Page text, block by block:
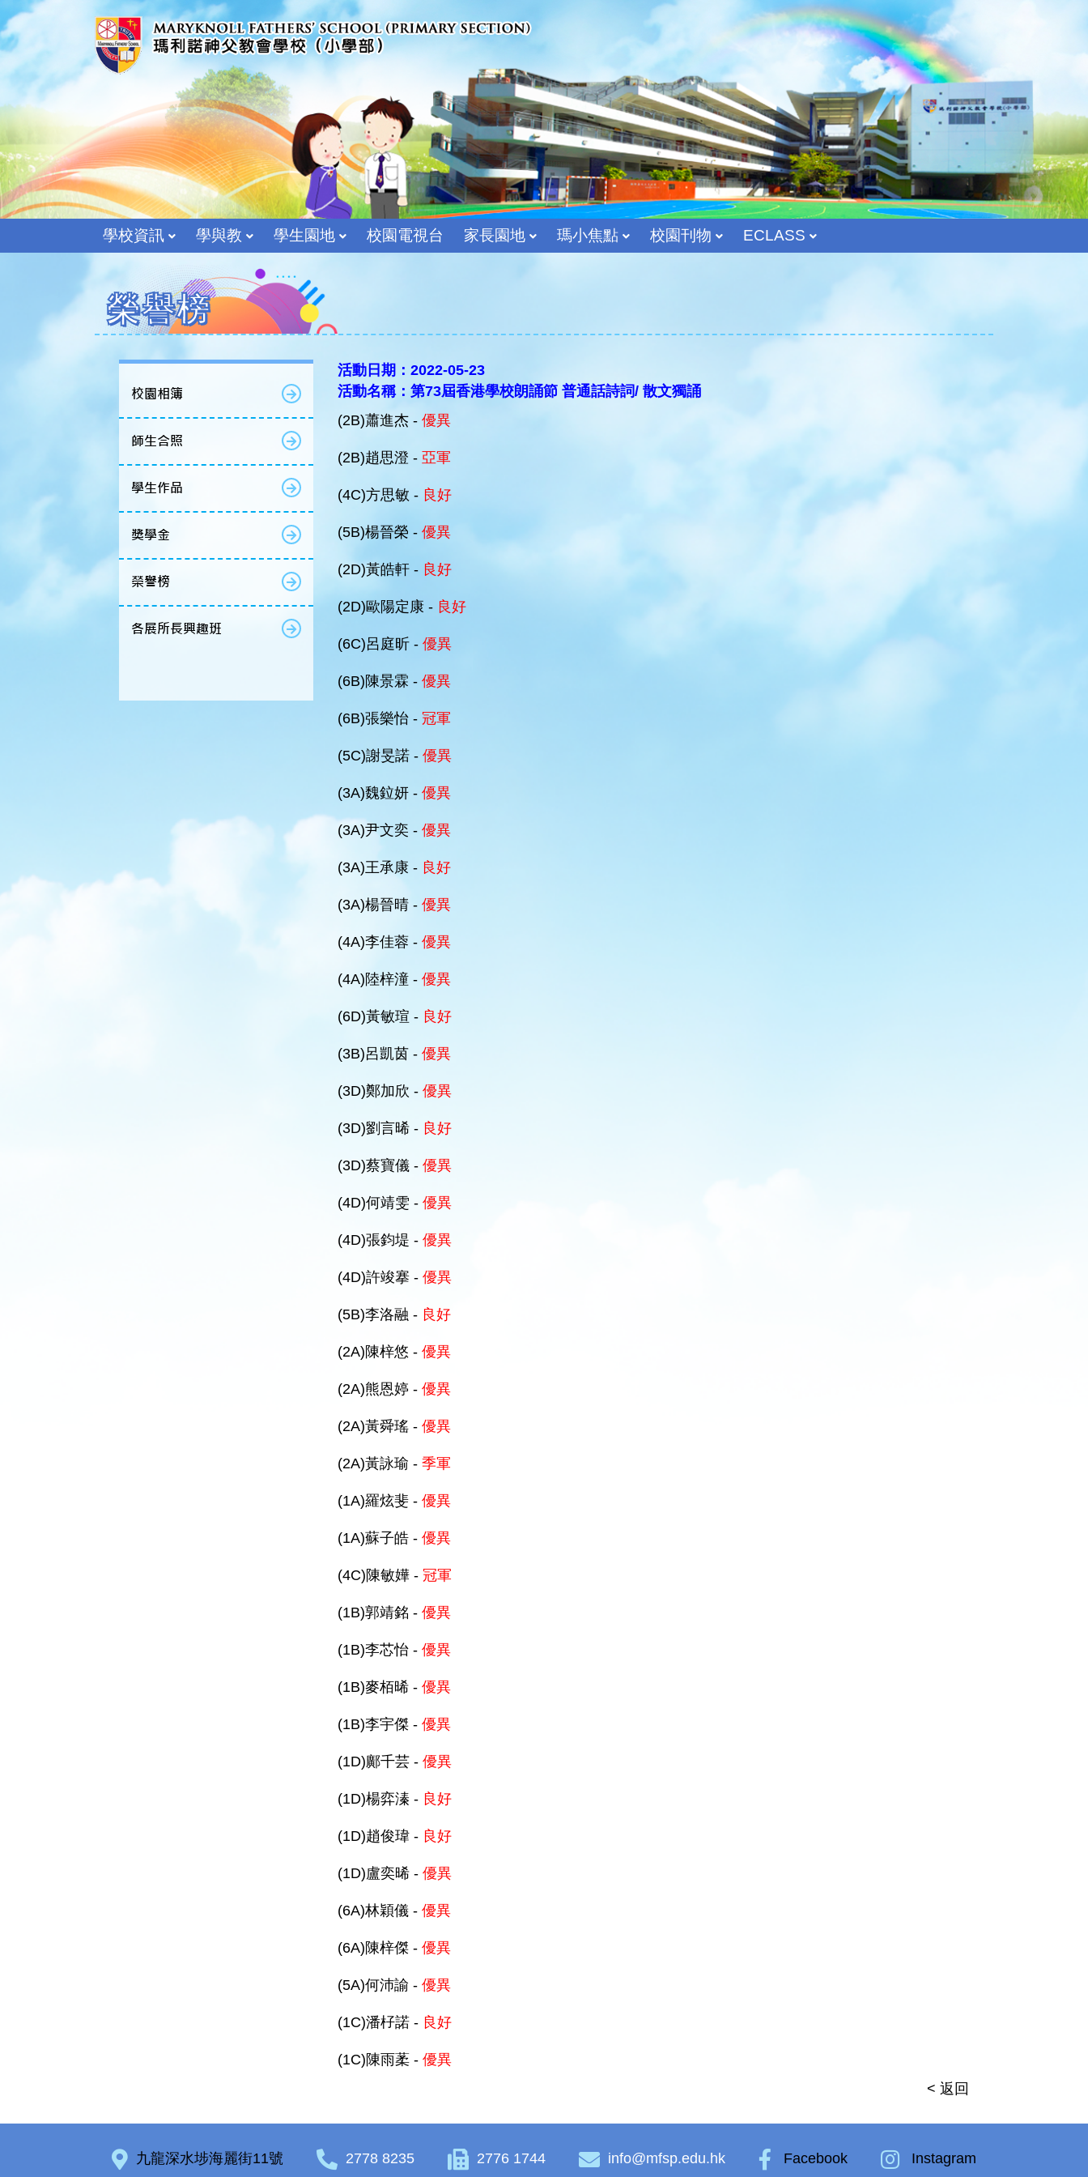
學校資訊 學與教 學生園地 校園電視台 家長園地 瑪小焦點 校園刊物 ECLASS
榮譽榜
校園相簿
師生合照
學生作品
獎學金
榮譽榜
各展所長興趣班
活動日期：2022-05-23
活動名稱：第73屆香港學校朗誦節 普通話詩詞/ 散文獨誦
(2B)蕭進杰 - 優異
(2B)趙思澄 - 亞軍
(4C)方思敏 - 良好
(5B)楊晉榮 - 優異
(2D)黃皓軒 - 良好
(2D)歐陽定康 - 良好
(6C)呂庭昕 - 優異
(6B)陳景霖 - 優異
(6B)張樂怡 - 冠軍
(5C)謝旻諾 - 優異
(3A)魏鉝妍 - 優異
(3A)尹文奕 - 優異
(3A)王承康 - 良好
(3A)楊晉晴 - 優異
(4A)李佳蓉 - 優異
(4A)陸梓潼 - 優異
(6D)黃敏瑄 - 良好
(3B)呂凱茵 - 優異
(3D)鄭加欣 - 優異
(3D)劉言晞 - 良好
(3D)蔡寶儀 - 優異
(4D)何靖雯 - 優異
(4D)張鈞堤 - 優異
(4D)許竣搴 - 優異
(5B)李洛融 - 良好
(2A)陳梓悠 - 優異
(2A)熊恩婷 - 優異
(2A)黃舜瑤 - 優異
(2A)黃詠瑜 - 季軍
(1A)羅炫斐 - 優異
(1A)蘇子皓 - 優異
(4C)陳敏嬅 - 冠軍
(1B)郭靖銘 - 優異
(1B)李芯怡 - 優異
(1B)麥栢晞 - 優異
(1B)李宇傑 - 優異
(1D)鄺千芸 - 優異
(1D)楊弈溱 - 良好
(1D)趙俊瑋 - 良好
(1D)盧奕晞 - 優異
(6A)林穎儀 - 優異
(6A)陳梓傑 - 優異
(5A)何沛諭 - 優異
(1C)潘杍諾 - 良好
(1C)陳雨葇 - 優異
< 返回
九龍深水埗海麗街11號 2778 8235 2776 1744 info@mfsp.edu.hk Facebook Instagram